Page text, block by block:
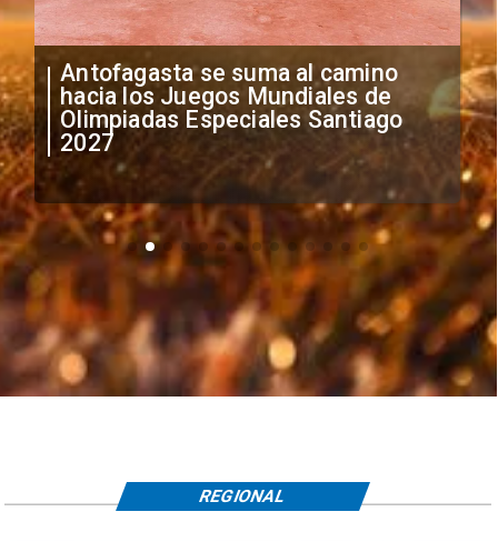
"Falta de profesionalismo": Sifup
anuncia medidas por situación
irregular de futbolistas
extranjeros
REGIONAL